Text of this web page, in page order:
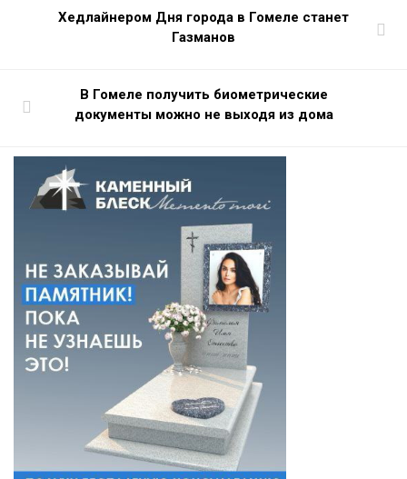
Хедлайнером Дня города в Гомеле станет
Газманов
В Гомеле получить биометрические
документы можно не выходя из дома